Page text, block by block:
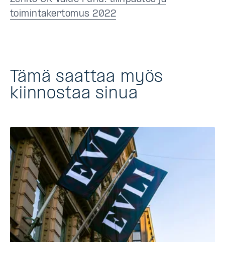
toimintakertomus 2022
Tämä saattaa myös
kiinnostaa sinua